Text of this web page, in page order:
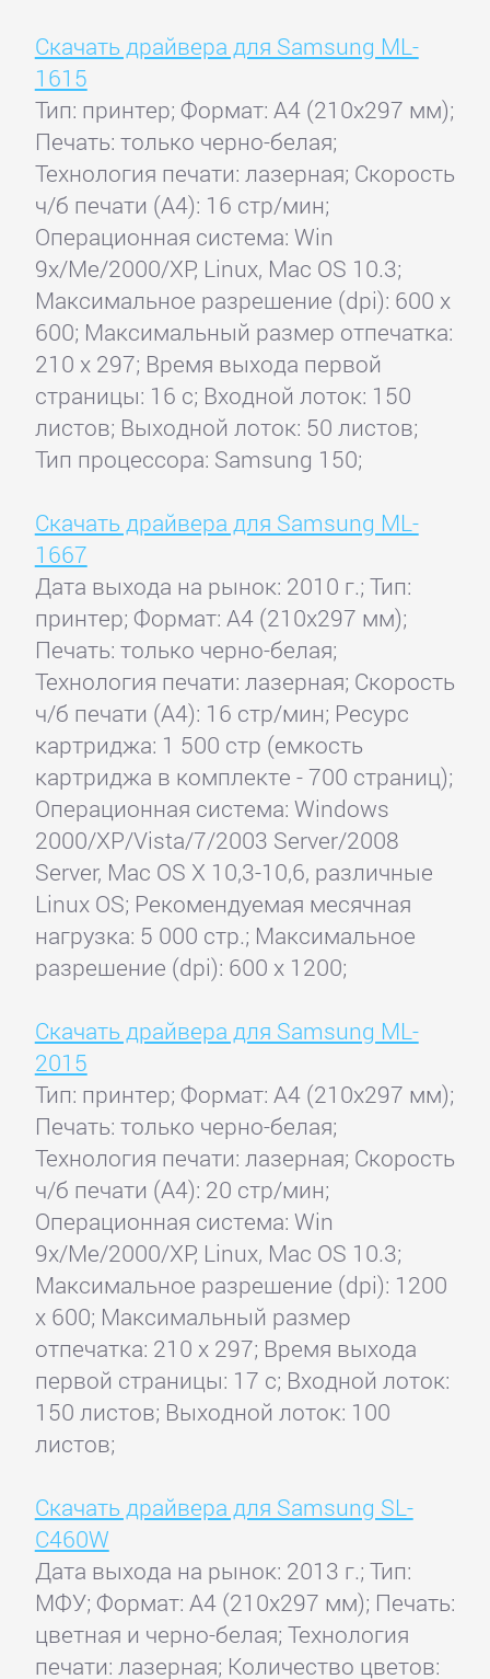
Скачать драйвера для Samsung ML-
1615
Тип: принтер; Формат: A4 (210x297 мм);
Печать: только черно-белая;
Технология печати: лазерная; Скорость
ч/б печати (А4): 16 стр/мин;
Операционная система: Win
9x/Me/2000/XP, Linux, Mac OS 10.3;
Максимальное разрешение (dpi): 600 x
600; Максимальный размер отпечатка:
210 x 297; Время выхода первой
страницы: 16 с; Входной лоток: 150
листов; Выходной лоток: 50 листов;
Тип процессора: Samsung 150;
Скачать драйвера для Samsung ML-
1667
Дата выхода на рынок: 2010 г.; Тип:
принтер; Формат: A4 (210x297 мм);
Печать: только черно-белая;
Технология печати: лазерная; Скорость
ч/б печати (А4): 16 стр/мин; Ресурс
картриджа: 1 500 стр (емкость
картриджа в комплекте - 700 страниц);
Операционная система: Windows
2000/XP/Vista/7/2003 Server/2008
Server, Mac OS X 10,3-10,6, различные
Linux OS; Рекомендуемая месячная
нагрузка: 5 000 стр.; Максимальное
разрешение (dpi): 600 x 1200;
Скачать драйвера для Samsung ML-
2015
Тип: принтер; Формат: A4 (210x297 мм);
Печать: только черно-белая;
Технология печати: лазерная; Скорость
ч/б печати (А4): 20 стр/мин;
Операционная система: Win
9x/Me/2000/XP, Linux, Mac OS 10.3;
Максимальное разрешение (dpi): 1200
x 600; Максимальный размер
отпечатка: 210 x 297; Время выхода
первой страницы: 17 с; Входной лоток:
150 листов; Выходной лоток: 100
листов;
Скачать драйвера для Samsung SL-
C460W
Дата выхода на рынок: 2013 г.; Тип:
МФУ; Формат: A4 (210x297 мм); Печать:
цветная и черно-белая; Технология
печати: лазерная; Количество цветов: